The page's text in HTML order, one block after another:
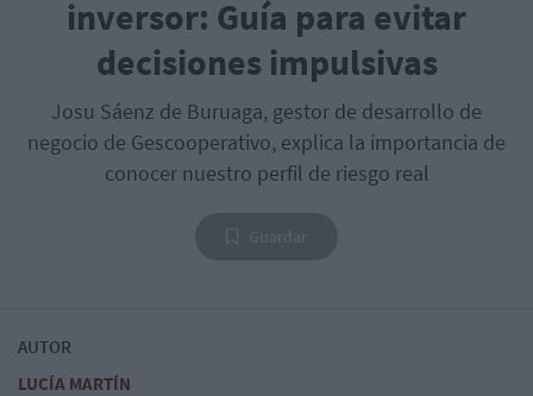
inversor: Guía para evitar
decisiones impulsivas
Josu Sáenz de Buruaga, gestor de desarrollo de
negocio de Gescooperativo, explica la importancia de
conocer nuestro perfil de riesgo real
AUTOR
LUCÍA MARTÍN